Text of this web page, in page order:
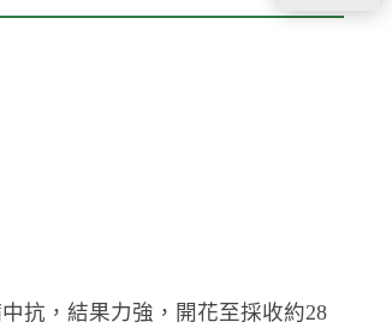
抗，結果力強，開花至採收約28